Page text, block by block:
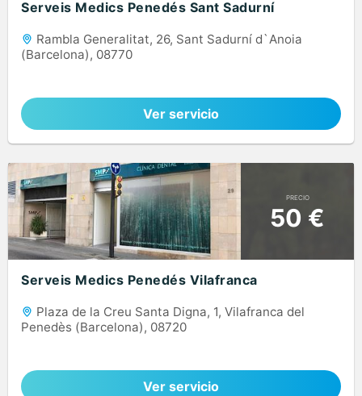
Serveis Medics Penedés Sant Sadurní
Rambla Generalitat, 26, Sant Sadurní d`Anoia
(Barcelona), 08770
Ver servicio
PRECIO
50 €
Serveis Medics Penedés Vilafranca
Plaza de la Creu Santa Digna, 1, Vilafranca del
Penedès (Barcelona), 08720
Ver servicio